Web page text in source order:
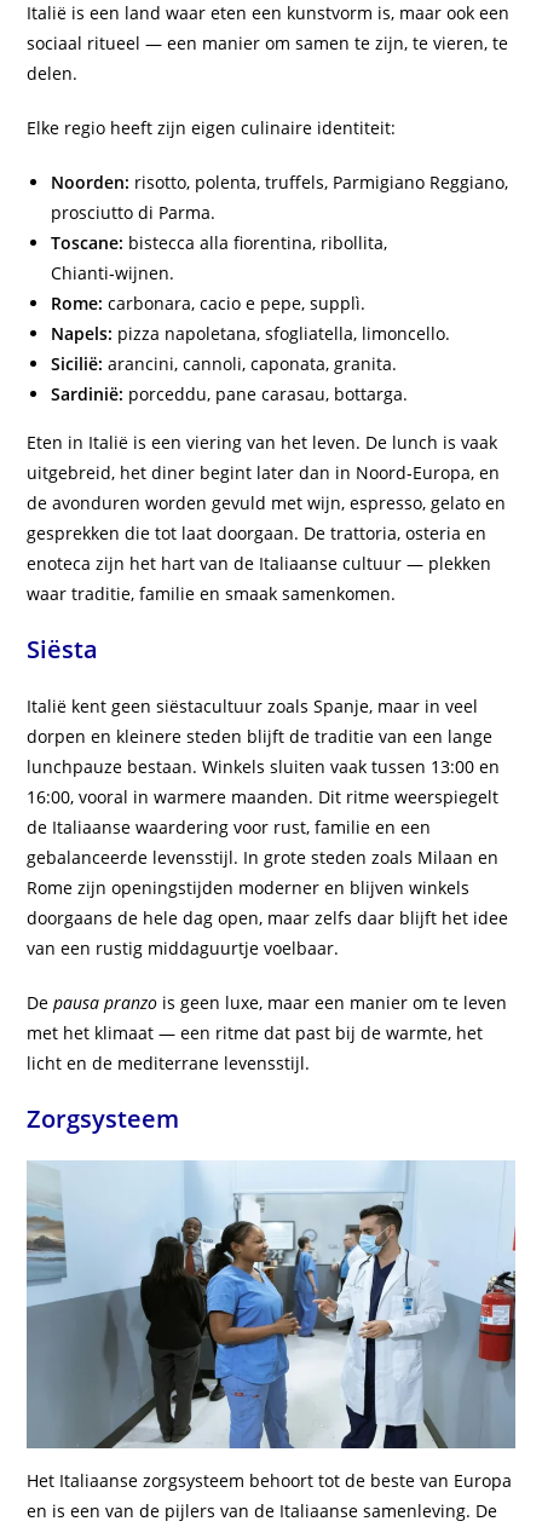
Italië is een land waar eten een kunstvorm is, maar ook een
sociaal ritueel — een manier om samen te zijn, te vieren, te
delen.
Elke regio heeft zijn eigen culinaire identiteit:
Noorden: risotto, polenta, truffels, Parmigiano Reggiano,
prosciutto di Parma.
Toscane: bistecca alla fiorentina, ribollita,
Chianti‑wijnen.
Rome: carbonara, cacio e pepe, supplì.
Napels: pizza napoletana, sfogliatella, limoncello.
Sicilië: arancini, cannoli, caponata, granita.
Sardinië: porceddu, pane carasau, bottarga.
Eten in Italië is een viering van het leven. De lunch is vaak
uitgebreid, het diner begint later dan in Noord‑Europa, en
de avonduren worden gevuld met wijn, espresso, gelato en
gesprekken die tot laat doorgaan. De trattoria, osteria en
enoteca zijn het hart van de Italiaanse cultuur — plekken
waar traditie, familie en smaak samenkomen.
Siësta
Italië kent geen siëstacultuur zoals Spanje, maar in veel
dorpen en kleinere steden blijft de traditie van een lange
lunchpauze bestaan. Winkels sluiten vaak tussen 13:00 en
16:00, vooral in warmere maanden. Dit ritme weerspiegelt
de Italiaanse waardering voor rust, familie en een
gebalanceerde levensstijl. In grote steden zoals Milaan en
Rome zijn openingstijden moderner en blijven winkels
doorgaans de hele dag open, maar zelfs daar blijft het idee
van een rustig middaguurtje voelbaar.
Depausa pranzo is geen luxe, maar een manier om te leven
met het klimaat — een ritme dat past bij de warmte, het
licht en de mediterrane levensstijl.
Zorgsysteem
Het Italiaanse zorgsysteem behoort tot de beste van Europa
en is een van de pijlers van de Italiaanse samenleving. De